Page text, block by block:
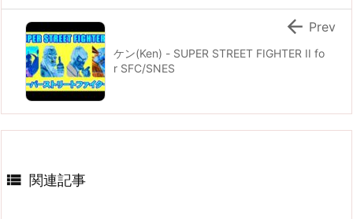
ケン(Ken) - SUPER STREET FIGHTER II fo
r SFC/SNES
 Prev
 関連記事